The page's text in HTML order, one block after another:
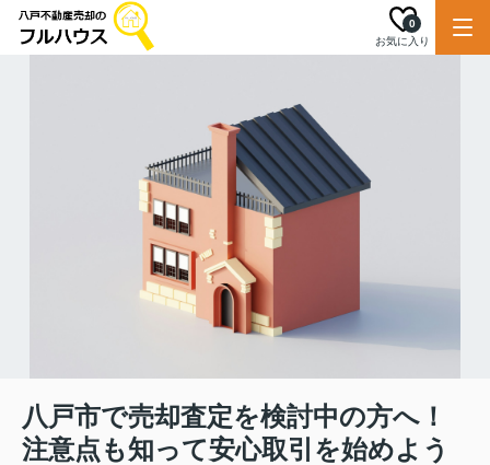
お気に入り
0
八戸市で売却査定を検討中の方へ！
注意点も知って安心取引を始めよう